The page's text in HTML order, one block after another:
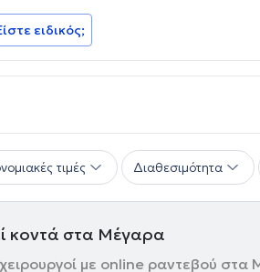
ειδικός;
τιμές Διαθεσιμότητα
κοντά στα Μέγαρα
με online ραντεβού στα